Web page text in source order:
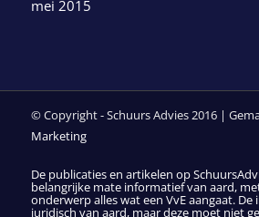
mei 2015
© Copyright - Schuurs Advies 2016 |
Marketing
De publicaties en artikelen op
belangrijke mate informatief van aard,
onderwerp alles wat een VvE aangaat.
juridisch van aard, maar deze moet niet